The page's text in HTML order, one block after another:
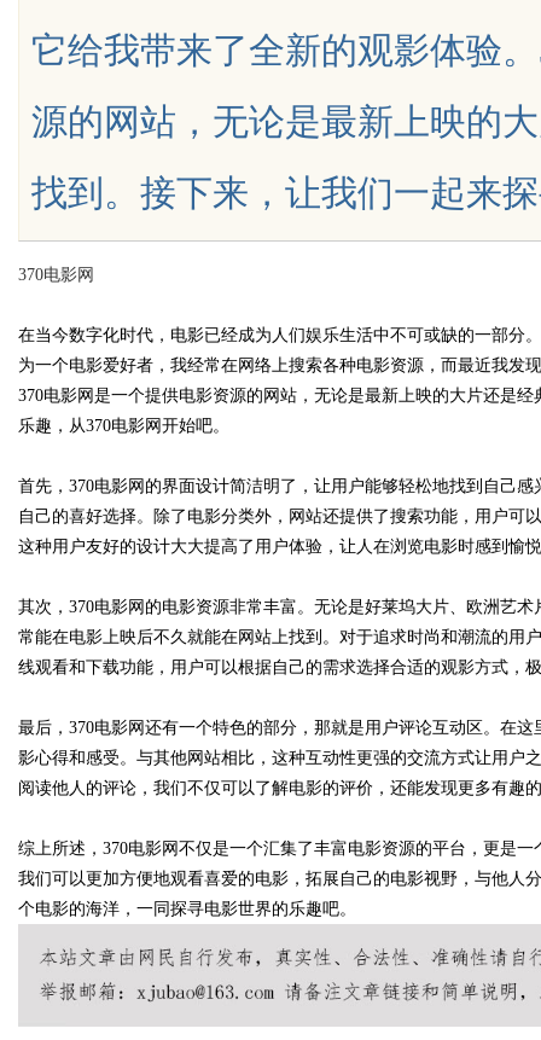
它给我带来了全新的观影体验
源的网站，无论是最新上映的
找到。接下来，让我们一起来
370电影网
在当今数字化时代，电影已经成为人们娱乐生活中不可或缺的一部分
为一个电影爱好者，我经常在网络上搜索各种电影资源，而最近我发
370电影网是一个提供电影资源的网站，无论是最新上映的大片还是
乐趣，从370电影网开始吧。
首先，370电影网的界面设计简洁明了，让用户能够轻松地找到自己
自己的喜好选择。除了电影分类外，网站还提供了搜索功能，用户可
这种用户友好的设计大大提高了用户体验，让人在浏览电影时感到愉
其次，370电影网的电影资源非常丰富。无论是好莱坞大片、欧洲艺
常能在电影上映后不久就能在网站上找到。对于追求时尚和潮流的用
线观看和下载功能，用户可以根据自己的需求选择合适的观影方式，
最后，370电影网还有一个特色的部分，那就是用户评论互动区。在
影心得和感受。与其他网站相比，这种互动性更强的交流方式让用户
阅读他人的评论，我们不仅可以了解电影的评价，还能发现更多有趣
综上所述，370电影网不仅是一个汇集了丰富电影资源的平台，更是
我们可以更加方便地观看喜爱的电影，拓展自己的电影视野，与他人
个电影的海洋，一同探寻电影世界的乐趣吧。